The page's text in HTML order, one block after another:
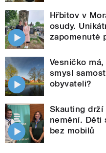
Hřbitov v
osudy.
zapomenuté
Vesničko
smysl
obyvateli?
Skauting
nemění. Děti
bez mobilů